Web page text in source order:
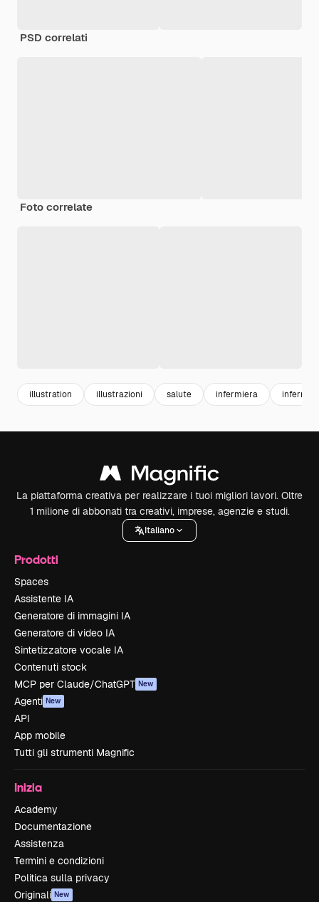
PSD correlati
Foto correlate
illustration illustrazioni salute infermiera
La piattaforma creativa per realizzare i tuoi migliori lavori. Oltre
1 milione di abbonati tra creativi, imprese, agenzie e studi.
Italiano
Prodotti
Spaces
Assistente IA
Generatore di immagini IA
Generatore di video IA
Sintetizzatore vocale IA
Contenuti stock
MCP per Claude/ChatGPT New
Agenti New
API
App mobile
Tutti gli strumenti Magnific
Inizia
Academy
Documentazione
Assistenza
Termini e condizioni
Politica sulla privacy
Originali New